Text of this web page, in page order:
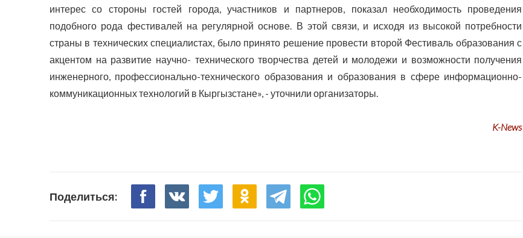
интерес со стороны гостей города, участников и партнеров, показал необходимость проведения
подобного рода фестивалей на регулярной основе. В этой связи, и исходя из высокой потребности
страны в технических специалистах, было принято решение провести второй Фестиваль образования с
акцентом на развитие научно- технического творчества детей и молодежи и возможности получения
инженерного, профессионально-технического образования и образования в сфере информационно-
коммуникационных технологий в Кыргызстане», - уточнили организаторы.
K-News
Поделиться: